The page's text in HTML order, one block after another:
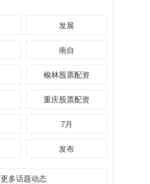
发展
南自
榆林股票配资
重庆股票配资
7月
发布
更多话题动态